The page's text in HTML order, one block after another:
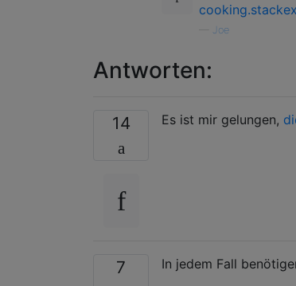
Joe
Antworten:
14 Es ist mir gelungen,
7
In jedem Fall